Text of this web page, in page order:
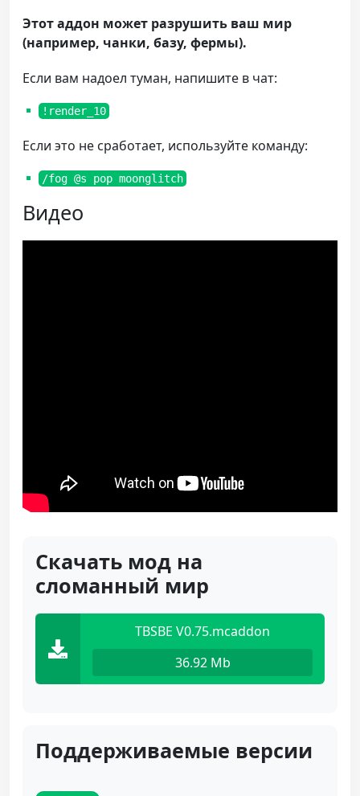
Этот аддон может разрушить ваш мир
(например, чанки, базу, фермы).
Если вам надоел туман, напишите в чат:
!render_10
Если это не сработает, используйте команду:
/fog @s pop moonglitch
Видео
Скачать мод на
сломанный мир
TBSBE V0.75.mcaddon
36.92 Mb
Поддерживаемые версии